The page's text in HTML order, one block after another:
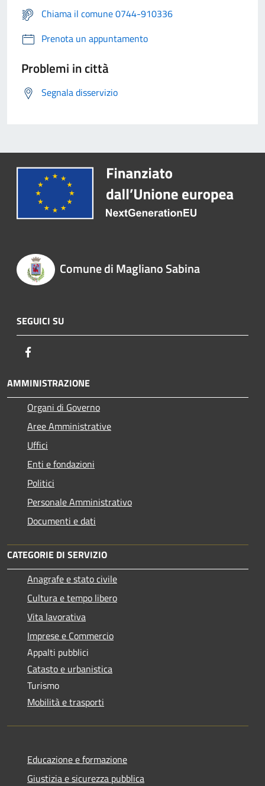
Chiama il comune 0744-910336
Prenota un appuntamento
Problemi in città
Segnala disservizio
Comune di Magliano Sabina
SEGUICI SU
AMMINISTRAZIONE
Organi di Governo
Aree Amministrative
Uffici
Enti e fondazioni
Politici
Personale Amministrativo
Documenti e dati
CATEGORIE DI SERVIZIO
Anagrafe e stato civile
Cultura e tempo libero
Vita lavorativa
Imprese e Commercio
Appalti pubblici
Catasto e urbanistica
Turismo
Mobilità e trasporti
Educazione e formazione
Giustizia e sicurezza pubblica